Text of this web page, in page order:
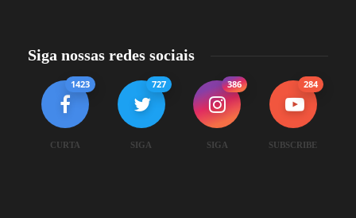
Siga nossas redes sociais
1423
CURTA
727
SIGA
386
SIGA
284
SUBSCRIBE